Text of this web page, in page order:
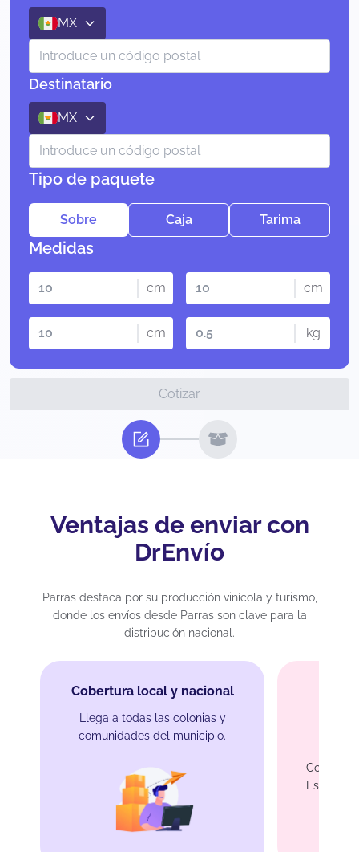
MX
Destinatario
MX
Tipo de paquete
Sobre Caja Tarima
Medidas
cm cm
cm kg
Cotizar
Ventajas de enviar con
DrEnvío
Parras destaca por su producción vinícola y turismo,
donde los envíos desde Parras son clave para la
distribución nacional.
Cobertura local y nacional
Llega a todas las colonias y
comunidades del municipio.
Conecta
Estados